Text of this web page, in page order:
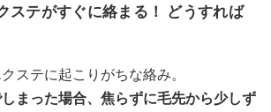
ステがすぐに絡まる！ どうすれば
ステに起こりがちな絡み。
まった場合、焦らずに毛先から少しず